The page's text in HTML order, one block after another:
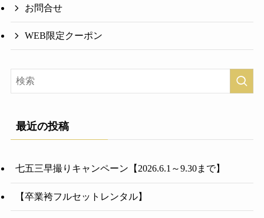
お問合せ
WEB限定クーポン
最近の投稿
七五三早撮りキャンペーン【2026.6.1～9.30まで】
【卒業袴フルセットレンタル】